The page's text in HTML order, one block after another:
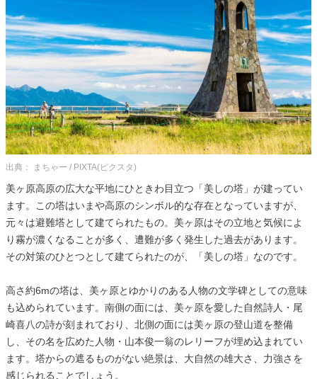
出典： まちゃー / PIXTA(ピクスタ)
美ヶ原高原の広大な平地にひときわ目立つ「美しの塔」が建ってい
ます。この塔はいまや高原のシンボル的な存在となっていますが、
元々は避難塔として建てられたもの。美ヶ原はその立地と気候によ
り霧が濃くなることが多く、遭難が多く発生した過去があります。
その対策のひとつとして建てられたのが、「美しの塔」なのです。
高さ約6mの塔は、美ヶ原とゆかりのある人物の文学碑としての意味
も込められています。南側の面には、美ヶ原を愛した自然詩人・尾
崎喜八の詩が刻まれており、北側の面には美ヶ原の登山道を整備
し、その名を広めた人物・山本俊一翁のレリーフが埋め込まれてい
ます。塔からの遮るものがない絶景は、大自然の雄大さ、力強さを
感じられることでしょう。